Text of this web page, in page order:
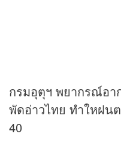
กรมอุตุฯ พยากรณ์อา
พัดอ่าวไทย ทำใหฝน
40